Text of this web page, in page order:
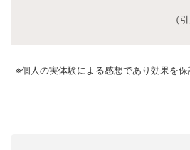
（
※個人の実体験による感想であり効果を保